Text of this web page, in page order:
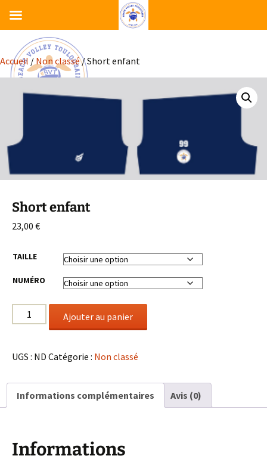
Accueil /Non classé/ Short enfant
Short enfant
23,00 €
TAILLE
NUMÉRO
Ajouter au panier
UGS : ND Catégorie : Non classé
Informations complémentaires Avis (0)
Informations